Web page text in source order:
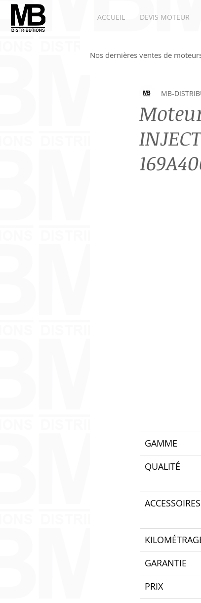
ACCUEIL DEVIS MOTEUR
Nos dernières ventes de
Moteurs RenaultMB-
GAMME
QUALITÉ
ACCESSOIRES
GARANTIE
PRIX